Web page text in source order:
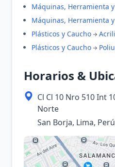
Máquinas, Herramienta
Máquinas, Herramienta
Plásticos y Caucho
Plásticos y Caucho
Horarios &
Cl Cl 10 Nro 510 Int
Norte
San Borja, Lima, Perú